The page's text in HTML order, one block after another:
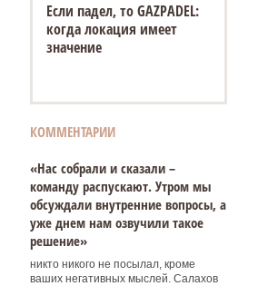
Если падел, то GAZPADEL:
когда локация имеет
значение
КОММЕНТАРИИ
«Нас собрали и сказали –
команду распускают. Утром мы
обсуждали внутренние вопросы, а
уже днем нам озвучили такое
решение»
никто никого не посылал, кроме
ваших негативных мыслей. Салахов